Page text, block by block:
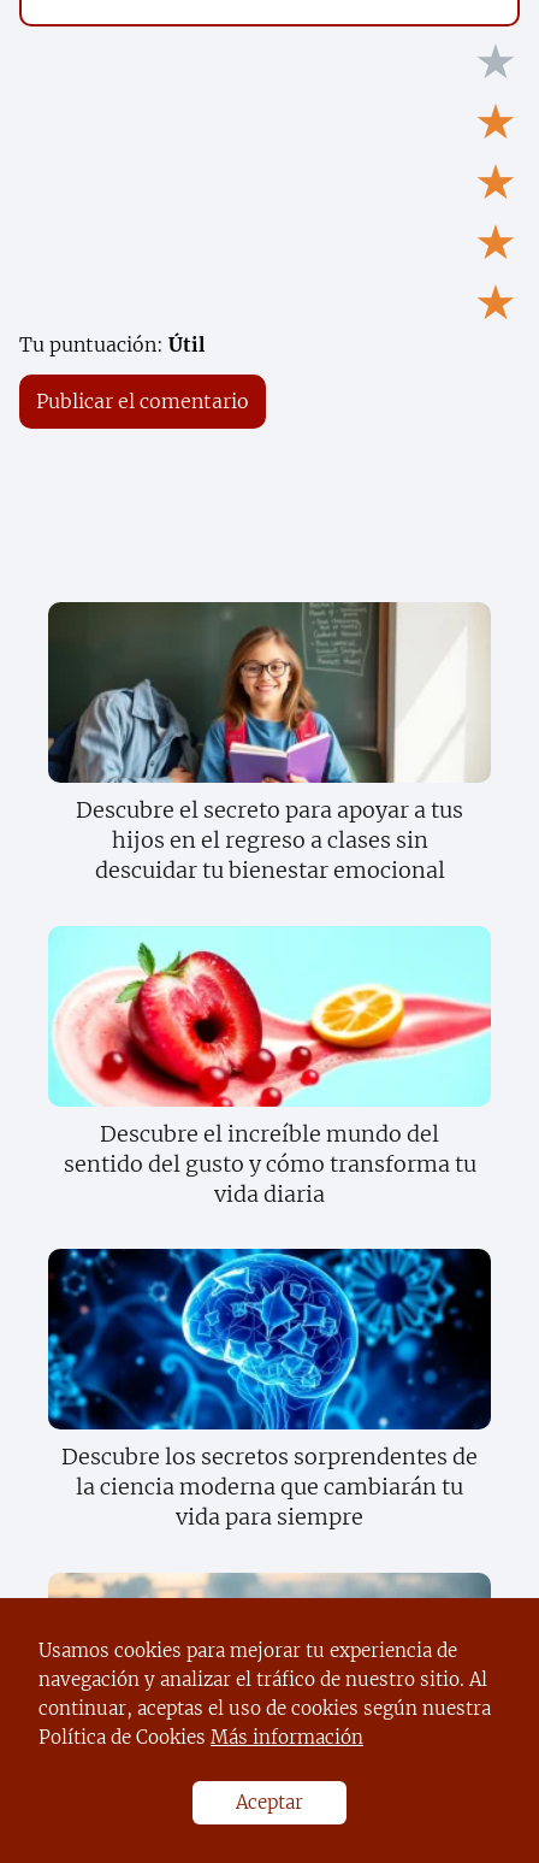
★
★
★
★
★
Tu puntuación: Útil
Descubre el secreto para apoyar a tus
hijos en el regreso a clases sin
descuidar tu bienestar emocional
Descubre el increíble mundo del
sentido del gusto y cómo transforma tu
vida diaria
Descubre los secretos sorprendentes de
la ciencia moderna que cambiarán tu
vida para siempre
Descubre el sorprendente poder del
texto científico que cambiará tu forma
Usamos cookies para mejorar tu experiencia de
navegación y analizar el tráfico de nuestro sitio. Al
continuar, aceptas el uso de cookies según nuestra
Política de Cookies Más información
Aceptar